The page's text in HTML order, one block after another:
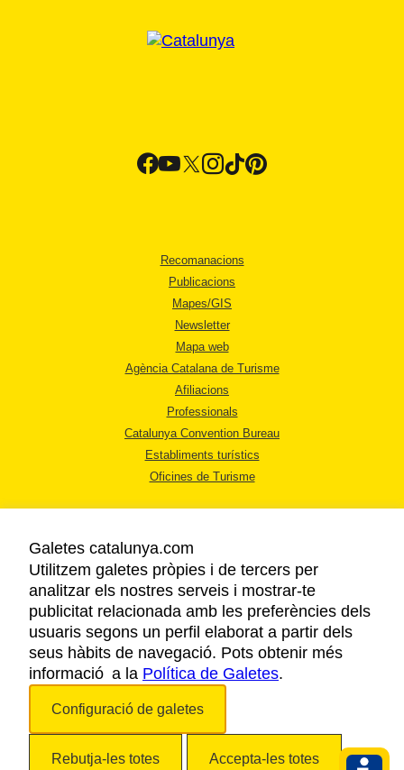
Recomanacions
Publicacions
Mapes/GIS
Newsletter
Mapa web
Agència Catalana de Turisme
Afiliacions
Professionals
Catalunya Convention Bureau
Establiments turístics
Oficines de Turisme
AVÍS LEGAL
POLÍTICA DE PRIVACITAT
COOKIES
ACCESSIBILITAT
Galetes catalunya.com
Utilitzem galetes pròpies i de tercers per
analitzar els nostres serveis i mostrar-te
publicitat relacionada amb les preferències dels
usuaris segons un perfil elaborat a partir dels
seus hàbits de navegació. Pots obtenir més
informació a la Política de Galetes.
Configuració de galetes
Rebutja-les totes Accepta-les totes